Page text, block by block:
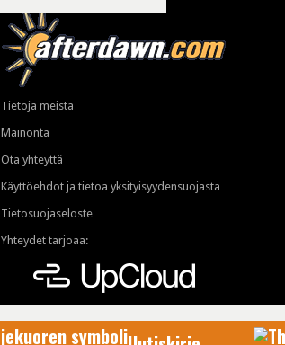
Tietoja meistä
Mainonta
Ota yhteyttä
Käyttöehdot ja tietoa yksityisyydensuojasta
Tietosuojaseloste
Yhteydet tarjoaa: